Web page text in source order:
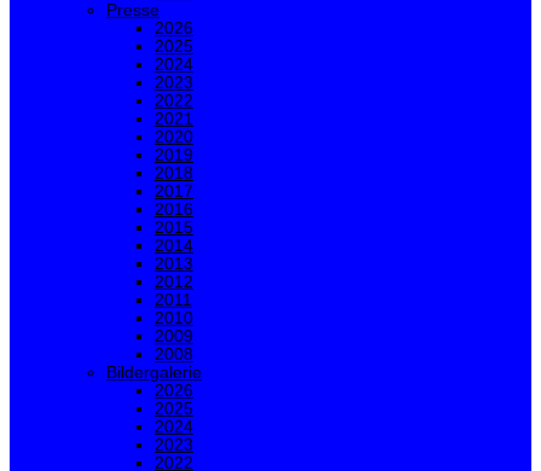
Presse
2026
2025
2024
2023
2022
2021
2020
2019
2018
2017
2016
2015
2014
2013
2012
2011
2010
2009
2008
Bildergalerie
2026
2025
2024
2023
2022